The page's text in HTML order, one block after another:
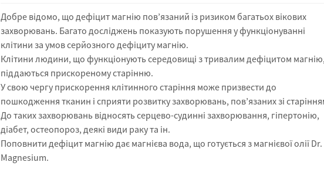
Добре відомо, що дефіцит магнію пов’язаний із ризиком багатьох вікових
захворювань. Багато досліджень показують порушення у функціонуванні
клітини за умов серйозного дефіциту магнію.
Клітини людини, що функціонують середовищі з тривалим дефіцитом магнію,
піддаються прискореному старінню.
У свою чергу прискорення клітинного старіння може призвести до
пошкодження тканин і сприяти розвитку захворювань, пов’язаних зі
До таких захворювань відносять серцево-судинні захворювання, гіпертонію,
діабет, остеопороз, деякі види раку та ін.
Поповнити дефіцит магнію дає магнієва вода, що готується з магнієвої олії Dr.
Magnesium.